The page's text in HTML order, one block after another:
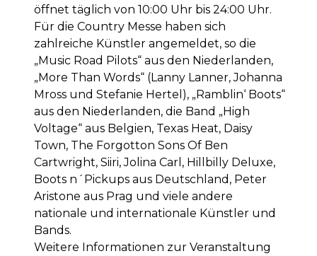
öffnet täglich von 10:00 Uhr bis 24:00 Uhr.
Für die Country Messe haben sich
zahlreiche Künstler angemeldet, so die
„Music Road Pilots“ aus den Niederlanden,
„More Than Words“ (Lanny Lanner, Johanna
Mross und Stefanie Hertel), „Ramblin‘ Boots“
aus den Niederlanden, die Band „High
Voltage“ aus Belgien, Texas Heat, Daisy
Town, The Forgotton Sons Of Ben
Cartwright, Siiri, Jolina Carl, Hillbilly Deluxe,
Boots n´Pickups aus Deutschland, Peter
Aristone aus Prag und viele andere
nationale und internationale Künstler und
Bands.
Weitere Informationen zur Veranstaltung